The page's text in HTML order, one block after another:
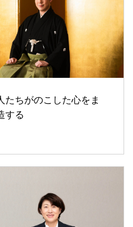
ちがのこした心をま
する